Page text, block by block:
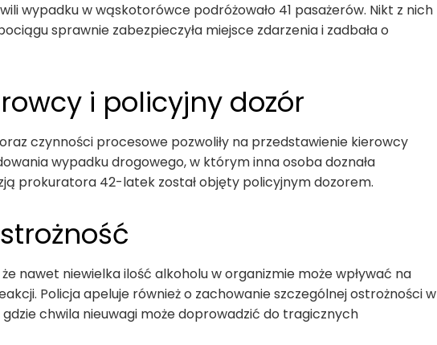
wypadku w wąskotorówce podróżowało 41 pasażerów. Nikt z nich
sprawnie zabezpieczyła miejsce zdarzenia i zadbała o
i policyjny dozór
czynności procesowe pozwoliły na przedstawienie kierowcy
wypadku drogowego, w którym inna osoba doznała
prokuratora 42-latek został objęty policyjnym dozorem.
nawet niewielka ilość alkoholu w organizmie może wpływać na
Policja apeluje również o zachowanie szczególnej ostrożności w
chwila nieuwagi może doprowadzić do tragicznych